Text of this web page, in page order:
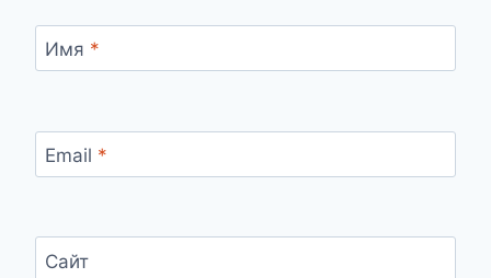
Имя *
Email *
Сайт